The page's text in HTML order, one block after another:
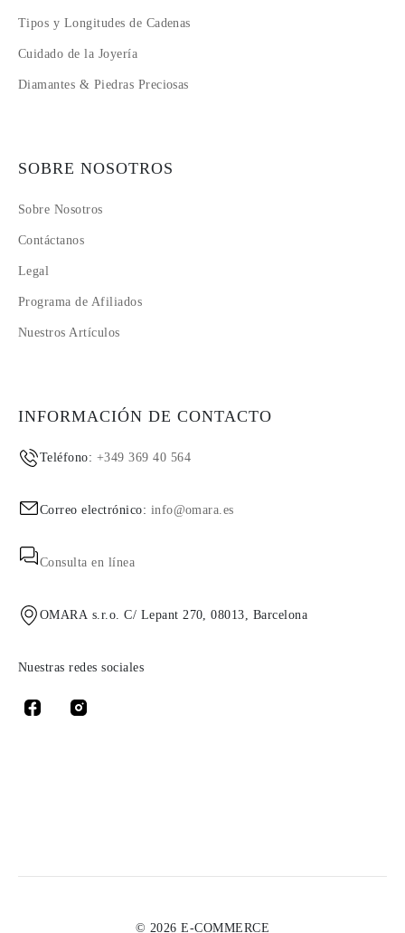
Tipos y Longitudes de Cadenas
Cuidado de la Joyería
Diamantes & Piedras Preciosas
SOBRE NOSOTROS
Sobre Nosotros
Contáctanos
Legal
Programa de Afiliados
Nuestros Artículos
INFORMACIÓN DE CONTACTO
Teléfono: +349 369 40 564
Correo electrónico: info@omara.es
Consulta en línea
OMARA s.r.o. C/ Lepant 270, 08013, Barcelona
Nuestras redes sociales
© 2026 E-COMMERCE